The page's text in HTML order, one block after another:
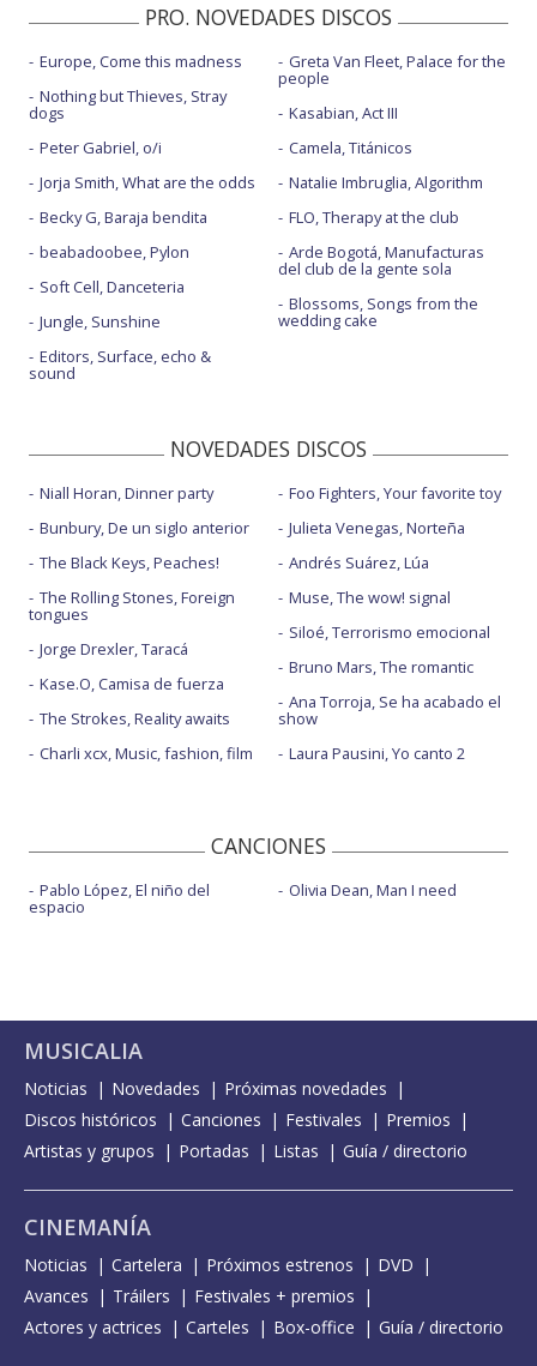
PRO. NOVEDADES DISCOS
Europe, Come this madness
Nothing but Thieves, Stray
dogs
Peter Gabriel, o/i
Jorja Smith, What are the odds
Becky G, Baraja bendita
beabadoobee, Pylon
Soft Cell, Danceteria
Jungle, Sunshine
Editors, Surface, echo &
sound
Greta Van Fleet, Palace for the
people
Kasabian, Act III
Camela, Titánicos
Natalie Imbruglia, Algorithm
FLO, Therapy at the club
Arde Bogotá, Manufacturas
del club de la gente sola
Blossoms, Songs from the
wedding cake
NOVEDADES DISCOS
Niall Horan, Dinner party
Bunbury, De un siglo anterior
The Black Keys, Peaches!
The Rolling Stones, Foreign
tongues
Jorge Drexler, Taracá
Kase.O, Camisa de fuerza
The Strokes, Reality awaits
Charli xcx, Music, fashion, film
Foo Fighters, Your favorite toy
Julieta Venegas, Norteña
Andrés Suárez, Lúa
Muse, The wow! signal
Siloé, Terrorismo emocional
Bruno Mars, The romantic
Ana Torroja, Se ha acabado el
show
Laura Pausini, Yo canto 2
CANCIONES
Pablo López, El niño del
espacio
Olivia Dean, Man I need
MUSICALIA
Noticias Novedades
Próximas novedades
Discos históricos
Canciones Festivales
Premios
Artistas y grupos
Portadas Listas Guía / directorio
CINEMANÍA
Noticias Cartelera Próximos estrenos
DVD
Avances
Tráilers
Festivales + premios
Actores y actrices
Carteles Box-office Guía / directorio